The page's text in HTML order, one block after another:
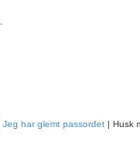
Jeg har glemt passordet | Husk